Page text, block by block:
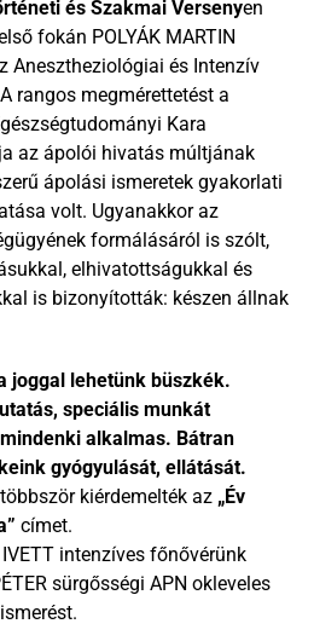
és Szakmai Versenyen
fokán POLYÁK MARTIN
Anesztheziológiai és Intenzív
rangos megmérettetést a
Kara
az ápolói hivatás múltjának
ápolási ismeretek gyakorlati
volt. Ugyanakkor az
formálásáról is szólt,
elhivatottságukkal és
is bizonyították: készen állnak
joggal lehetünk büszkék.
speciális munkát
alkalmas. Bátran
gyógyulását, ellátását.
kiérdemelték az „Év
címet.
intenzíves főnővérünk
sürgősségi APN okleveles